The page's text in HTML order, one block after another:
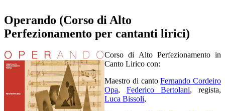
Operando (Corso di Alto
Perfezionamento per cantanti lirici)
Corso di Alto Perfezionamento in
Canto Lirico con:
Maestro di cantoFernando Cordeiro
Opa, Federico Bertolani, regista,
Luca Bissoli,